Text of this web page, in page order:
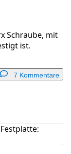
Schraube, mit
ist.
7 Kommentare